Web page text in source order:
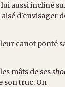
aussi incliné
d'envisager
canot ponté
mâts de ses
son truc. On